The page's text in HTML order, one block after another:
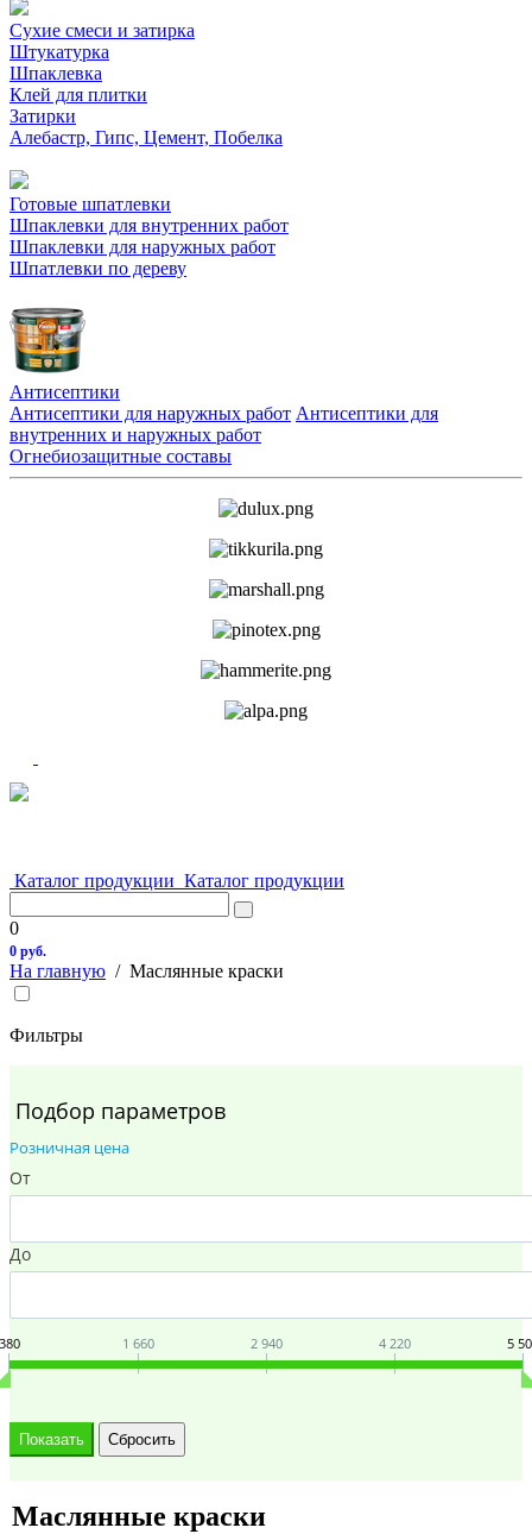
Сухие смеси и затирка
Штукатурка
Шпаклевка
Клей для плитки
Затирки
Алебастр, Гипс, Цемент, Побелка
Готовые шпатлевки
Шпаклевки для внутренних работ
Шпаклевки для наружных работ
Шпатлевки по дереву
Антисептики
Антисептики для наружных работ Антисептики для
внутренних и наружных работ
Огнебиозащитные составы
Каталог продукции Каталог продукции
0
0 руб.
На главную / Маслянные краски
Фильтры
Подбор параметров
Розничная цена
От
До
1 660 2 940 4 220 5
Маслянные краски